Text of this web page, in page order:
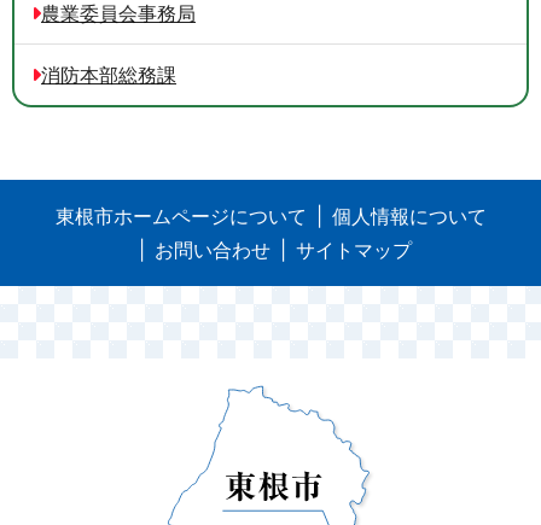
農業委員会事務局
消防本部総務課
東根市ホームページについて
個人情報について
お問い合わせ
サイトマップ